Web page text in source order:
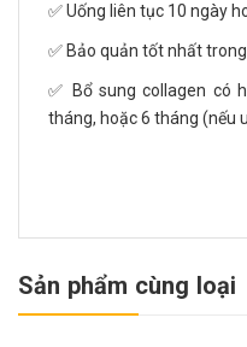
✅ Uống liên tục 10 ngày
✅ Bảo quản tốt nhất trong
✅ Bổ sung collagen có
tháng, hoặc 6 tháng (nếu
Sản phẩm cùng loại